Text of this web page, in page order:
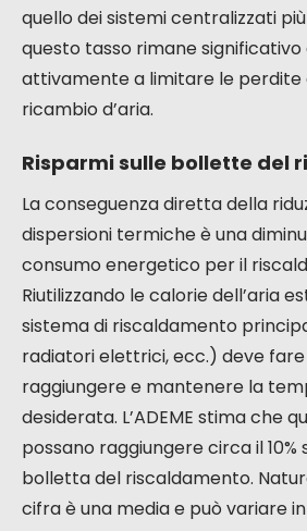
Il principio stesso del doppio
recupero del calore. L’aria
estratta dal vostro interno non
semplicemente evacuata
attraverso uno scambiatore
gran parte delle sue calorie
arriva. Quest’aria nuova, così
poi immessa nelle vostre zone
che reintroducete aria a una
gradevole, riducendo così la
riscaldare quest’aria in
VMC a doppio flusso
di questo scambiatore si situa
70% e l’80%. Sebbene
quello dei sistemi centralizzati
questo tasso rimane
attivamente a limitare le perdite